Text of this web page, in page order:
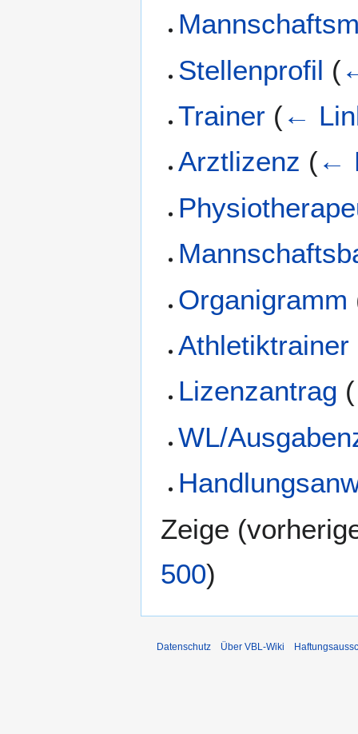
Stellenprofil (
Trainer (←
Arztlizenz (←
Organigramm
Athletiktrainer
Lizenzantrag (
WL/
Zeige (
500)
Datenschutz Über VBL-Wiki